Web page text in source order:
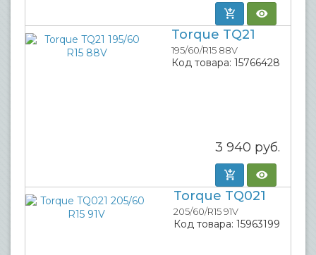
Torque TQ21
195/60/R15 88V
Код товара: 15766428
3 940 руб.
Torque TQ021
205/60/R15 91V
Код товара: 15963199